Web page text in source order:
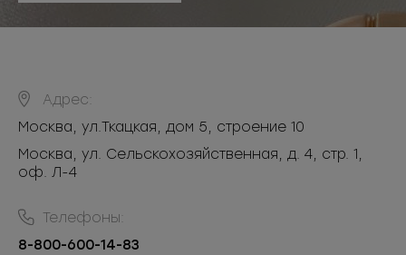
Адрес:
Москва, ул.Ткацкая, дом 5, строение 10
Москва, ул. Сельскохозяйственная, д. 4, стр. 1,
оф. Л-4
Телефоны:
8-800-600-14-83